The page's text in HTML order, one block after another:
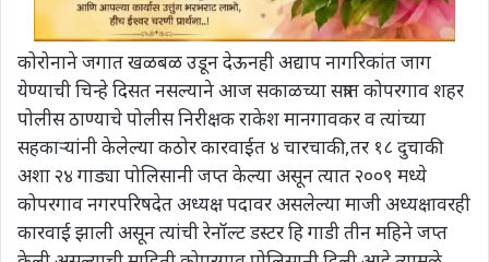
कोरोनाने जगात खळबळ उडून देऊनही अद्याप नागरिकांत जाग
येण्याची चिन्हे दिसत नसल्याने आज सकाळच्या सत्रात कोपरगाव शहर
पोलीस ठाण्याचे पोलीस निरीक्षक राकेश मानगावकर व त्यांच्या
सहकाऱ्यांनी केलेल्या कठोर कारवाईत ४ चारचाकी,तर १८ दुचाकी
अशा २४ गाड्या पोलिसानी जप्त केल्या असून त्यात २००९ मध्ये
कोपरगाव नगरपरिषदेत अध्यक्ष पदावर असलेल्या माजी अध्यक्षावरही
कारवाई झाली असून त्यांची रेनॉल्ट डस्टर हि गाडी तीन महिने जप्त